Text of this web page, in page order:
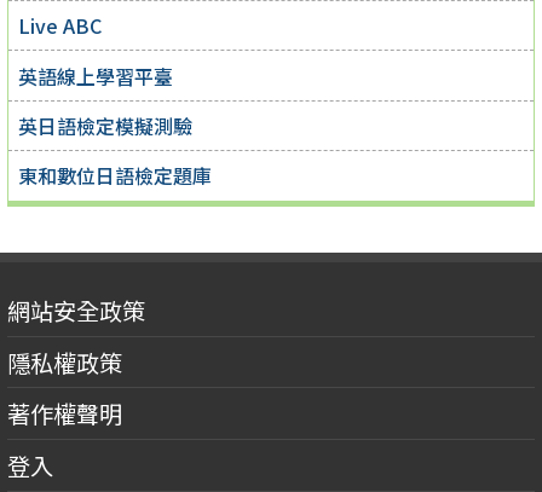
Live ABC
英語線上學習平臺
英日語檢定模擬測驗
東和數位日語檢定題庫
網站安全政策
隱私權政策
著作權聲明
登入